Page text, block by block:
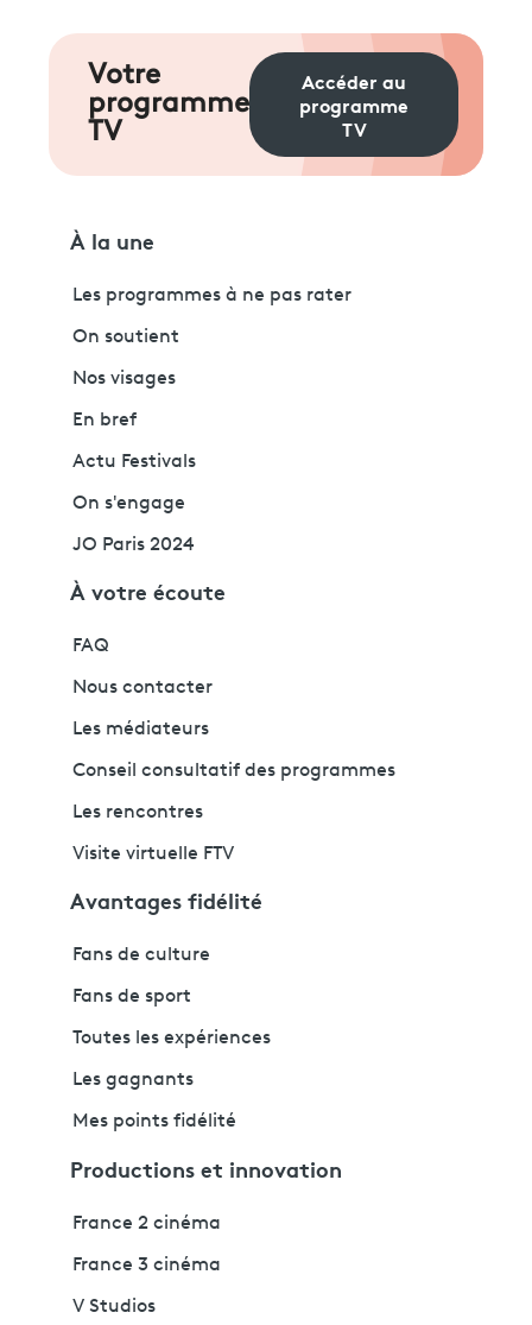
Votre
programme
TV
Accéder au
programme
TV
À la une
Les programmes à ne pas rater
On soutient
Nos visages
En bref
Actu Festivals
On s'engage
JO Paris 2024
À votre écoute
FAQ
Nous contacter
Les médiateurs
Conseil consultatif des programmes
Les rencontres
Visite virtuelle FTV
Avantages fidélité
Fans de culture
Fans de sport
Toutes les expériences
Les gagnants
Mes points fidélité
Productions et innovation
France 2 cinéma
France 3 cinéma
V Studios